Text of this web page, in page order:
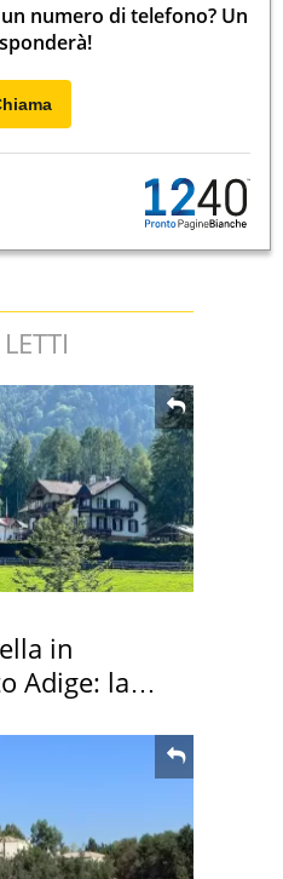
numero di telefono? Un
in
Adige: la